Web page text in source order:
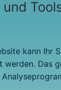
und
kann Ihr
werden. Das